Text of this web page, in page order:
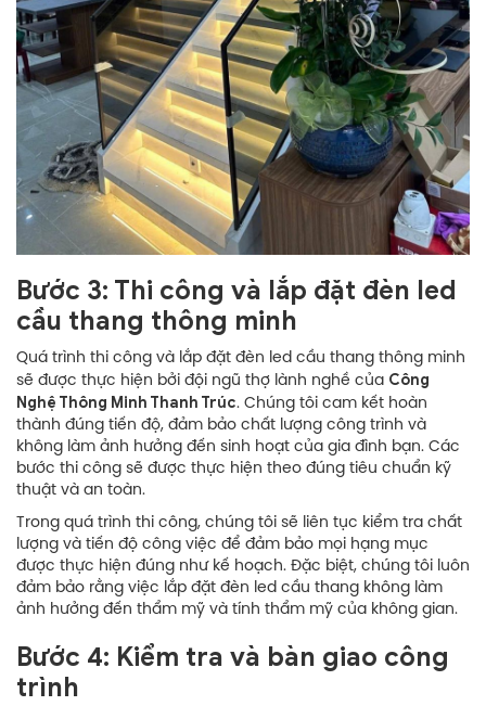
Bước 3: Thi công và lắp đặt đèn led
cầu thang thông minh
Quá trình thi công và lắp đặt đèn led cầu thang thông minh
sẽ được thực hiện bởi đội ngũ thợ lành nghề của Công
Nghệ Thông Minh Thanh Trúc. Chúng tôi cam kết hoàn
thành đúng tiến độ, đảm bảo chất lượng công trình và
không làm ảnh hưởng đến sinh hoạt của gia đình bạn. Các
bước thi công sẽ được thực hiện theo đúng tiêu chuẩn kỹ
thuật và an toàn.
Trong quá trình thi công, chúng tôi sẽ liên tục kiểm tra chất
lượng và tiến độ công việc để đảm bảo mọi hạng mục
được thực hiện đúng như kế hoạch. Đặc biệt, chúng tôi luôn
đảm bảo rằng việc lắp đặt đèn led cầu thang không làm
ảnh hưởng đến thẩm mỹ và tính thẩm mỹ của không gian.
Bước 4: Kiểm tra và bàn giao công
trình